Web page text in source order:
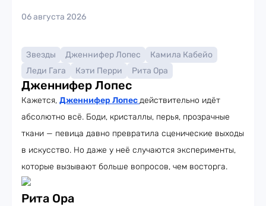
06 августа 2026
Звезды Дженнифер Лопес
Камила Кабейо
Леди Гага
Кэти Перри Рита Ора
Дженнифер Лопес
Кажется, Дженнифер Лопесдействительно идёт
абсолютно всё. Боди, кристаллы, перья, прозрачные
ткани — певица давно превратила сценические выходы
в искусство. Но даже у неё случаются эксперименты,
которые вызывают больше вопросов, чем восторга.
Рита Ора